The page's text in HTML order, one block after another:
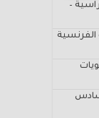
–
الفرنسية